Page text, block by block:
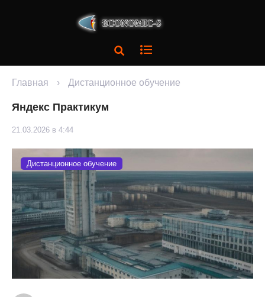
Главная › Дистанционное обучение
Яндекс Практикум
21.03.2026 в 4:44
Дистанционное обучение